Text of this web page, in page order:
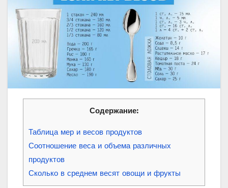
Содержание:
Таблица мер и весов продуктов
Соотношение веса и объема различных
продуктов
Сколько в среднем весят овощи и фрукты